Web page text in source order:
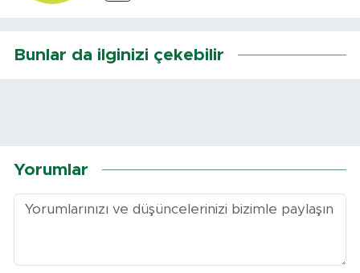
Bunlar da ilginizi çekebilir
Yorumlar